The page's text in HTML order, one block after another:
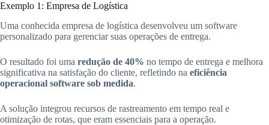
Exemplo 1: Empresa de Logística
Uma conhecida empresa de logística desenvolveu um software
personalizado para gerenciar suas operações de entrega.
O resultado foi uma redução de 40% no tempo de entrega e melhora
significativa na satisfação do cliente, refletindo na eficiência
operacional software sob medida.
A solução integrou recursos de rastreamento em tempo real e
otimização de rotas, que eram essenciais para a operação.